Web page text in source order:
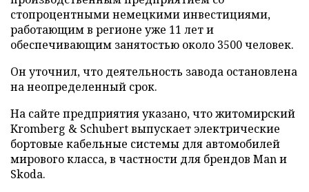
стопроцентными немецкими инвестициями,
работающим в регионе уже 11 лет и
обеспечивающим занятостью около 3500 человек.
Он уточнил, что деятельность завода остановлена
на неопределенный срок.
На сайте предприятия указано, что житомирский
Kromberg & Schubert выпускает электрические
бортовые кабельные системы для автомобилей
мирового класса, в частности для брендов Man и
Skoda.